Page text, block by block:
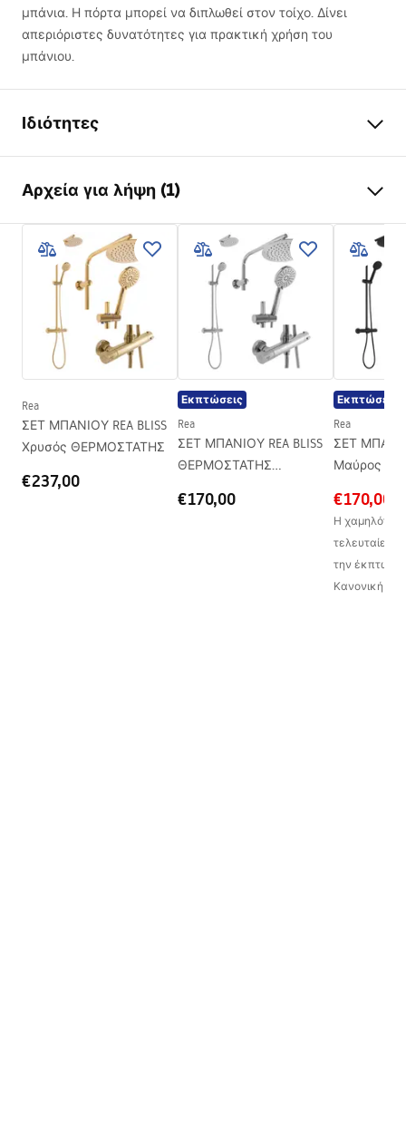
μπάνια. Η πόρτα μπορεί να διπλωθεί στον τοίχο. Δίνει
απεριόριστες δυνατότητες για πρακτική χρήση του
μπάνιου.
Ιδιότητες
τοίχος)
Χρώμα Rea
Χρώμιο
Τύπος καμπίνας
Γωνιακό
Γυαλί
Διαφανές 6mm
Μέθοδος ανοίγματος
Αναδιπλούμενο και στις δύο
πλευρές
Τοποθέτηση
Στο δίσκο του ντους ή στο
πάτωμα
Ύψος (mm)
1900mm
Σελίδα
Και οι δύο πλευρές
24 μήνες
Ναι, στο εσωτερικό του
Αρχεία για λήψη (1)
shower manual
shower manual.pdf
Rea
ΣΕΤ ΜΠΑΝΙΟΥ REA BLISS
Χρυσός ΘΕΡΜΟΣΤΑΤΗΣ
€237,00
Εκπτώσεις
Rea
ΣΕΤ ΜΠΑΝΙΟΥ REA BLISS
ΘΕΡΜΟΣΤΑΤΗΣ
€170,00
Εκπτώσεις
Rea
ΣΕΤ
Μαύρος
€170,00
Η χαμηλότερη
τελευταίες
την έκπτωση:
Κανονική τιμή